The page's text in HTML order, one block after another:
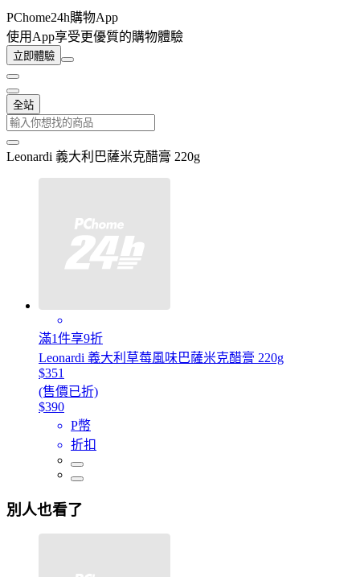
PChome24h購物App
使用App享受更優質的購物體驗
立即體驗
全站
Leonardi 義大利巴薩米克醋膏 220g
滿1件享9折
Leonardi 義大利草莓風味巴薩米克醋膏 220g
$351
(售價已折)
$390
P幣
折扣
別人也看了